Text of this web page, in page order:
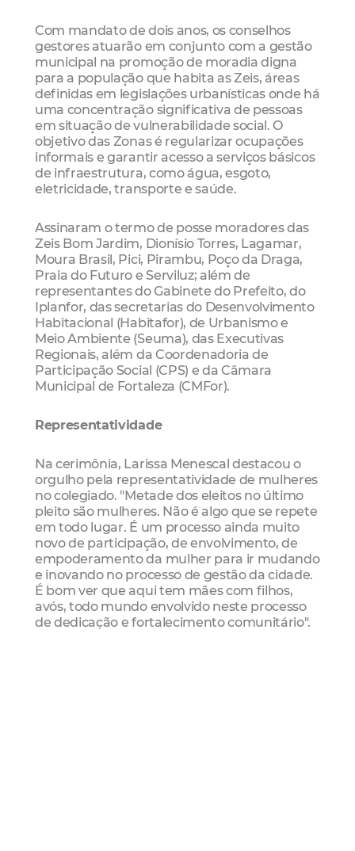
Com mandato de dois anos, os conselhos
gestores atuarão em conjunto com a gestão
municipal na promoção de moradia digna
para a população que habita as Zeis, áreas
definidas em legislações urbanísticas onde há
uma concentração significativa de pessoas
em situação de vulnerabilidade social. O
objetivo das Zonas é regularizar ocupações
informais e garantir acesso a serviços básicos
de infraestrutura, como água, esgoto,
eletricidade, transporte e saúde.
Assinaram o termo de posse moradores das
Zeis Bom Jardim, Dionísio Torres, Lagamar,
Moura Brasil, Pici, Pirambu, Poço da Draga,
Praia do Futuro e Serviluz; além de
representantes do Gabinete do Prefeito, do
Iplanfor, das secretarias do Desenvolvimento
Habitacional (Habitafor), de Urbanismo e
Meio Ambiente (Seuma), das Executivas
Regionais, além da Coordenadoria de
Participação Social (CPS) e da Câmara
Municipal de Fortaleza (CMFor).
Representatividade
Na cerimônia, Larissa Menescal destacou o
orgulho pela representatividade de mulheres
no colegiado. "Metade dos eleitos no último
pleito são mulheres. Não é algo que se repete
em todo lugar. É um processo ainda muito
novo de participação, de envolvimento, de
empoderamento da mulher para ir mudando
e inovando no processo de gestão da cidade.
É bom ver que aqui tem mães com filhos,
avós, todo mundo envolvido neste processo
de dedicação e fortalecimento comunitário".